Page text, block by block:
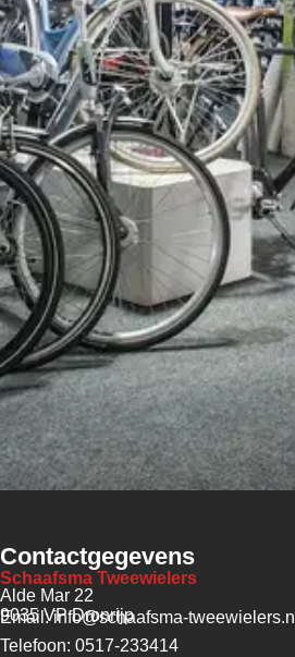
Contactgegevens
Schaafsma Tweewielers
Alde Mar 22
9035 VP Dronrijp
Email: info@schaafsma-tweewielers.nl
Telefoon: 0517-233414